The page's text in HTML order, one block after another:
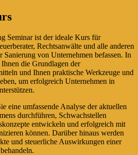
Seminar ist der ideale Kurs für
Rechtsanwälte und alle anderen
Sanierung von Unternehmen befassen. In
die Grundlagen der
und Ihnen praktische Werkzeuge und
um erfolgreich Unternehmen in
eine umfassende Analyse der aktuellen
durchführen, Schwachstellen
entwickeln und erfolgreich mit
können. Darüber hinaus werden
und steuerliche Auswirkungen einer